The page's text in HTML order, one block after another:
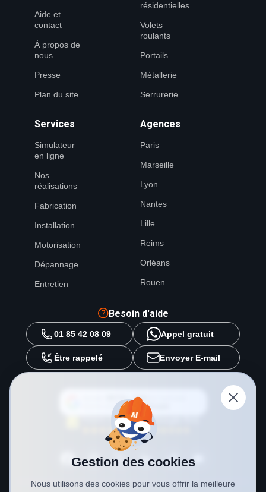
Aide et
contact
À propos de
nous
Presse
Plan du site
résidentielles
Volets
roulants
Portails
Métallerie
Serrurerie
Services
Simulateur
en ligne
Nos
réalisations
Fabrication
Installation
Motorisation
Dépannage
Entretien
Agences
Paris
Marseille
Lyon
Nantes
Lille
Reims
Orléans
Rouen
Besoin d'aide
01 85 42 08 09 Appel gratuit
Être rappelé Envoyer E-mail
METAL 2000
source préférée surGoogle
Gestion des cookies
Nous utilisons des cookies pour vous offrir la meilleure